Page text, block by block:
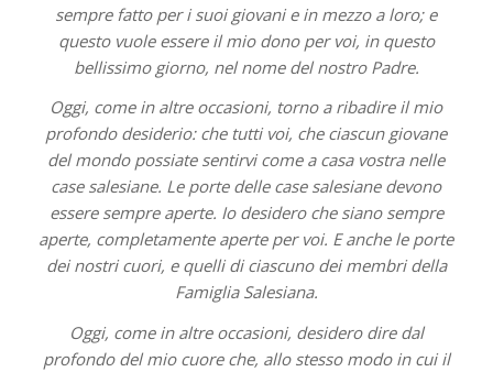
sempre fatto per i suoi giovani e in mezzo a loro; e
questo vuole essere il mio dono per voi, in questo
bellissimo giorno, nel nome del nostro Padre.
Oggi, come in altre occasioni, torno a ribadire il mio
profondo desiderio: che tutti voi, che ciascun giovane
del mondo possiate sentirvi come a casa vostra nelle
case salesiane. Le porte delle case salesiane devono
essere sempre aperte. Io desidero che siano sempre
aperte, completamente aperte per voi. E anche le porte
dei nostri cuori, e quelli di ciascuno dei membri della
Famiglia Salesiana.
Oggi, come in altre occasioni, desidero dire dal
profondo del mio cuore che, allo stesso modo in cui il